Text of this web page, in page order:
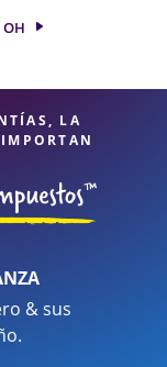
Walmart Drive es
profesionales
de servicios
OH
LA
& sus